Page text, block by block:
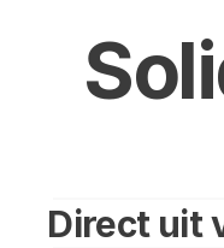
Direct uit